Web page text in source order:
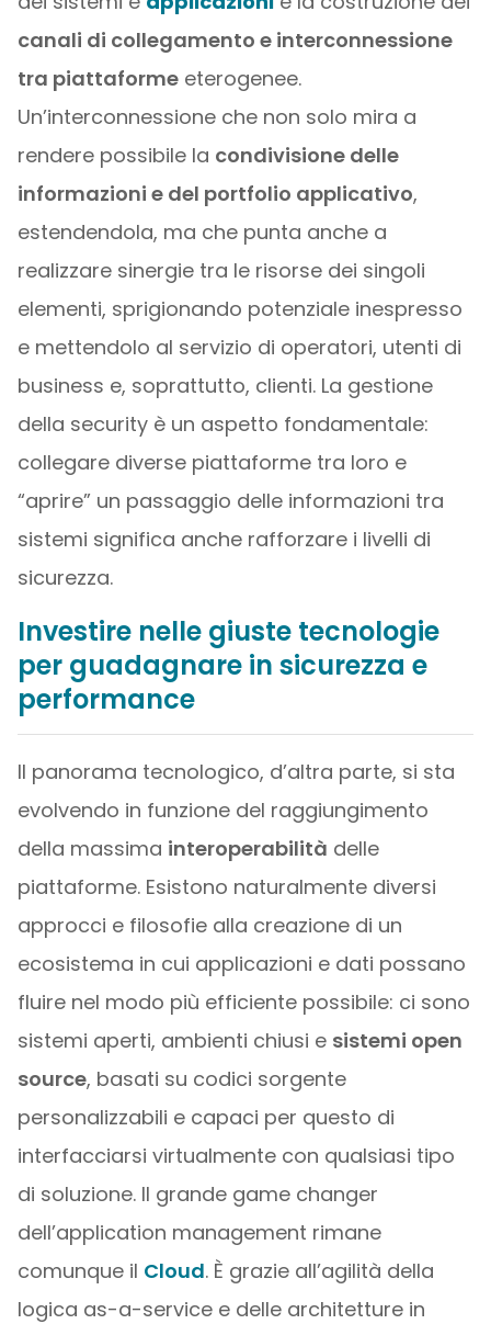
canali di collegamento e interconnessione
tra piattaformeeterogenee.
Un’interconnessione che non solo mira a
rendere possibile la condivisione delle
informazioni e del portfolio applicativo,
estendendola, ma che punta anche a
realizzare sinergie tra le risorse dei singoli
elementi, sprigionando potenziale inespresso
e mettendolo al servizio di operatori, utenti di
business e, soprattutto, clienti. La gestione
della security è un aspetto fondamentale:
collegare diverse piattaforme tra loro e
“aprire” un passaggio delle informazioni tra
sistemi significa anche rafforzare i livelli di
sicurezza.
Investire nelle giuste tecnologie
per guadagnare in sicurezza e
performance
Il panorama tecnologico, d’altra parte, si sta
evolvendo in funzione del raggiungimento
della massima interoperabilità delle
piattaforme. Esistono naturalmente diversi
approcci e filosofie alla creazione di un
ecosistema in cui applicazioni e dati possano
fluire nel modo più efficiente possibile: ci sono
sistemi aperti, ambienti chiusi e sistemi open
source, basati su codici sorgente
personalizzabili e capaci per questo di
interfacciarsi virtualmente con qualsiasi tipo
di soluzione. Il grande game changer
dell’application management rimane
comunque il Cloud. È grazie all’agilità della
logica as-a-service e delle architetture in